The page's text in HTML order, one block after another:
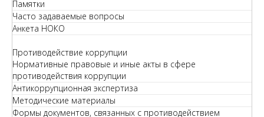
Памятки
Часто задаваемые вопросы
Анкета НОКО
Противодействие коррупции
Нормативные правовые и иные акты в сфере
противодействия коррупции
Антикоррупционная экспертиза
Методические материалы
Формы документов, связанных с противодействием